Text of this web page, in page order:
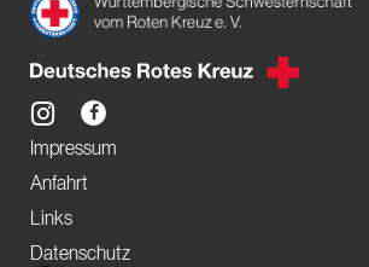
Impressum
Anfahrt
Links
Datenschutz